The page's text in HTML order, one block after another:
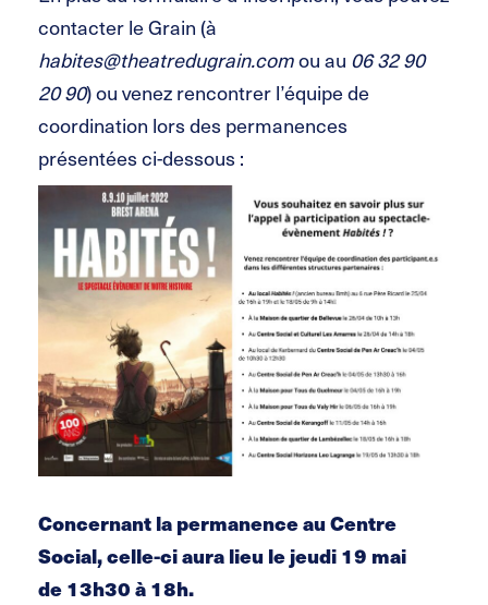
contacter le Grain (à
habites@theatredugrain.comou au 06 32 90
20 90) ou venez rencontrer l’équipe de
coordination lors des permanences
présentées ci-dessous :
Concernant la permanence au Centre
Social, celle-ci aura lieu le jeudi 19 mai
de 13h30 à 18h.